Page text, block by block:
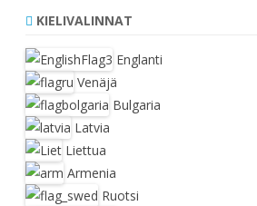
KIELIVALINNAT
Englanti
Venäjä
Bulgaria
Latvia
Liettua
Armenia
Ruotsi